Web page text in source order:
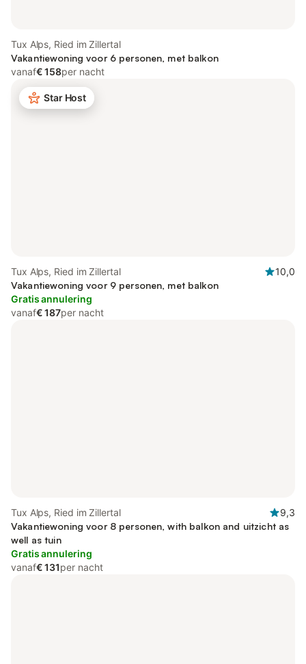
Tux Alps, Ried im Zillertal
Vakantiewoning voor 6 personen, met balkon
vanaf€ 158per nacht
Star Host
Tux Alps, Ried im Zillertal
10,0
Vakantiewoning voor 9 personen, met balkon
Gratis annulering
vanaf€ 187per nacht
Tux Alps, Ried im Zillertal
9,3
Vakantiewoning voor 8 personen, with balkon and uitzicht as
well as tuin
Gratis annulering
vanaf€ 131per nacht